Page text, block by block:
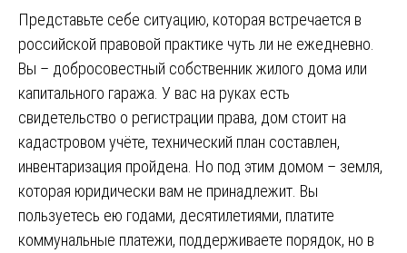
Представьте себе ситуацию, которая встречается в
российской правовой практике чуть ли не ежедневно.
Вы – добросовестный собственник жилого дома или
капитального гаража. У вас на руках есть
свидетельство о регистрации права, дом стоит на
кадастровом учёте, технический план составлен,
инвентаризация пройдена. Но под этим домом – земля,
которая юридически вам не принадлежит. Вы
пользуетесь ею годами, десятилетиями, платите
коммунальные платежи, поддерживаете порядок, но в